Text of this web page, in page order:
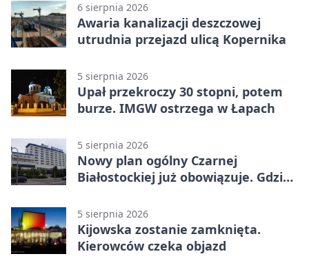
6 sierpnia 2026
Awaria kanalizacji deszczowej
utrudnia przejazd ulicą Kopernika
5 sierpnia 2026
Upał przekroczy 30 stopni, potem
burze. IMGW ostrzega w Łapach
5 sierpnia 2026
Nowy plan ogólny Czarnej
Białostockiej już obowiązuje. Gdzie
5 sierpnia 2026
Kijowska zostanie zamknięta.
Kierowców czeka objazd